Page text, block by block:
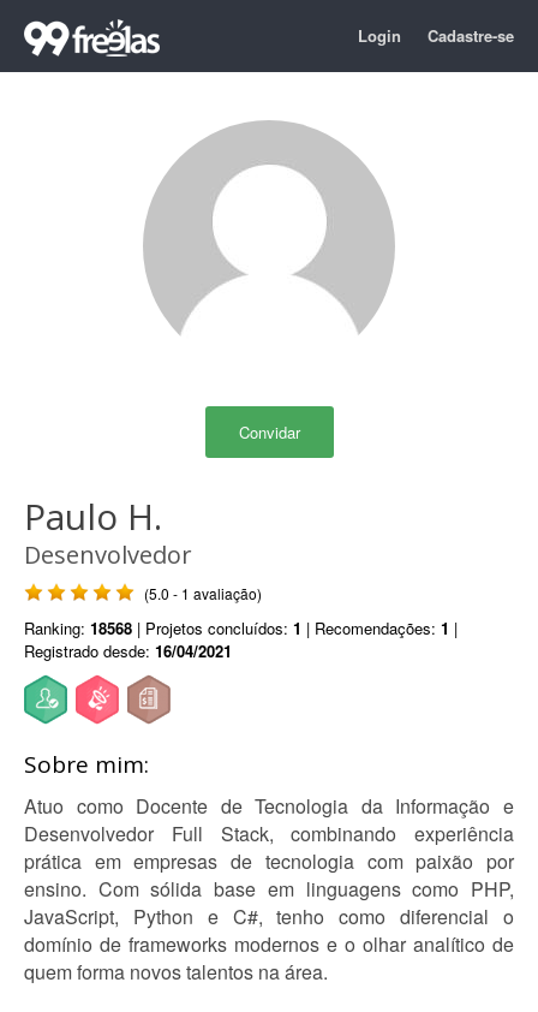
Login Cadastre-se
Convidar
Paulo H.
Desenvolvedor
(5.0 - 1 avaliação)
Ranking: 18568 | Projetos concluídos: 1 | Recomendações: 1 |
Registrado desde: 16/04/2021
Sobre mim:
Atuo como Docente de Tecnologia da Informação e
Desenvolvedor Full Stack, combinando experiência
prática em empresas de tecnologia com paixão por
ensino. Com sólida base em linguagens como PHP,
JavaScript, Python e C#, tenho como diferencial o
domínio de frameworks modernos e o olhar analítico de
quem forma novos talentos na área.